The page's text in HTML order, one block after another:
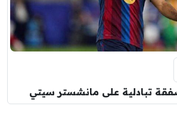
تبادلية على مانشستر سيتي